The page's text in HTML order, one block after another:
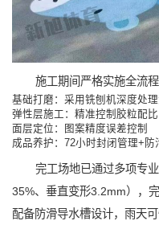
施工期间严格实施全流程
基础打磨：采用铣刨机深度处
弹性层施工：精准控制胶粒配比
面层定位：图案精度误差控制
成品养护：72小时封闭管理+防
完工场地已通过多项专
35%、垂直变形3.2mm），
配备防滑导水槽设计，雨天可